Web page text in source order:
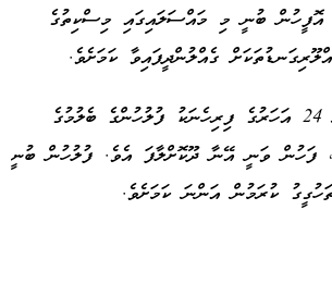
އޮފީހުން ބުނީ މި މައްސަލައިގައި މިސްކިތުގެ
ގެއްލުންދީފައިވާ ކަމަށެވެ.
މި މައްސަލައާ ގުޅިގެން 24 އަހަރުގެ ފިރިހެނަކު ފުލުހުންގެ ބެލުމުގެ
ފަހުން ވަނީ އޭނާ ދޫކޮށްލާފަ އެވެ. ފުލުހުން ބުނީ
ކުރަމުން އަންނަ ކަމަށެވެ.